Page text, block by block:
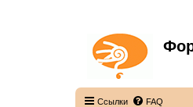
Ссылки FAQ